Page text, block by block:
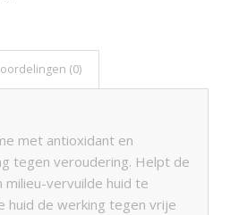
(0)
met antioxidant en
tegen veroudering. Helpt de
milieu-vervuilde huid te
huid de werking tegen vrije